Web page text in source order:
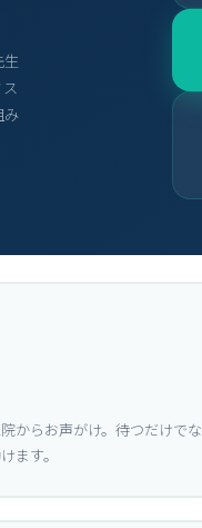
み
からお声がけ。待つだけでな
ます。